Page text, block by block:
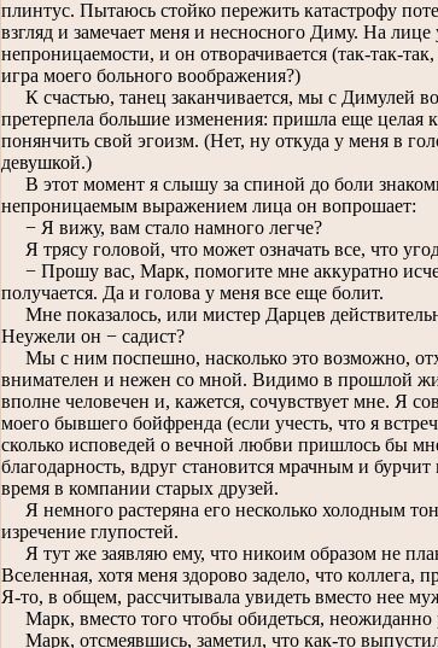
плинтус. Пытаюсь стойко пережить катастрофу
взгляд и замечает меня и несносного Диму. На
непроницаемости, и он отворачивается (так-так-
игра моего больного воображения?)
К счастью, танец заканчивается, мы с Димулей
претерпела большие изменения: пришла еще целая
понянчить свой эгоизм. (Нет, ну откуда у меня в
девушкой.)
В этот момент я слышу за спиной до боли
непроницаемым выражением лица он вопрошает:
− Я вижу, вам стало намного легче?
Я трясу головой, что может означать все, что
− Прошу вас, Марк, помогите мне аккуратно
получается. Да и голова у меня все еще болит.
Мне показалось, или мистер Дарцев
Неужели он − садист?
Мы с ним поспешно, насколько это возможно,
внимателен и нежен со мной. Видимо в прошлой
вполне человечен и, кажется, сочувствует мне. Я
моего бывшего бойфренда (если учесть, что я
сколько исповедей о вечной любви пришлось бы
благодарность, вдруг становится мрачным и
время в компании старых друзей.
Я немного растеряна его несколько холодным
изречение глупостей.
Я тут же заявляю ему, что никоим образом не
Вселенная, хотя меня здорово задело, что коллега,
Я-то, в общем, рассчитывала увидеть вместо нее
Марк, вместо того чтобы обидеться, неожиданно
Марк, отсмеявшись, заметил, что как-то